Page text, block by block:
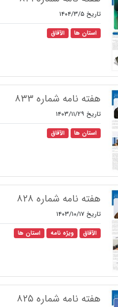
تاریخ ۱۴۰۴/۳/۵
استان ها الآفاق
هفته نامه شماره ۸۳۳
تاریخ ۱۴۰۳/۱۱/۲۹
استان ها الآفاق
هفته نامه شماره ۸۲۸
تاریخ ۱۴۰۳/۱۰/۱۷
الآفاق ویژه نامه استان ها
هفته نامه شماره ۸۲۵